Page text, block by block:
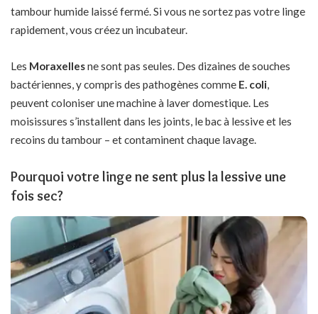
tambour humide laissé fermé. Si vous ne sortez pas votre linge
rapidement, vous créez un incubateur.
Les Moraxellesne sont pas seules. Des dizaines de souches
bactériennes, y compris des pathogènes comme E. coli,
peuvent coloniser une machine à laver domestique. Les
moisissures s’installent dans les joints, le bac à lessive et les
recoins du tambour – et contaminent chaque lavage.
Pourquoi votre linge ne sent plus la lessive une
fois sec?